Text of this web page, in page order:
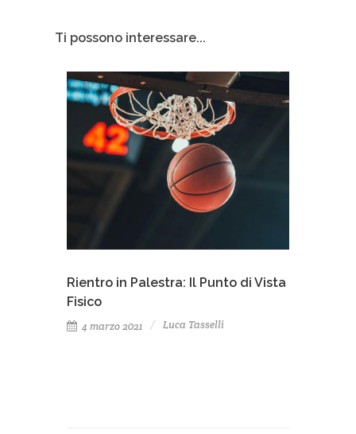
Ti possono interessare...
Rientro in Palestra: Il Punto di Vista
Fisico
4 marzo 2021 Luca Tasselli